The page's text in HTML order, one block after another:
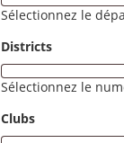
Sélectionnez le
Districts
Sélectionnez le
Clubs